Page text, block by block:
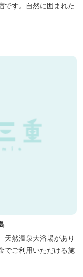
です。自然に囲まれた
天然温泉大浴場があり
でご利用いただける施